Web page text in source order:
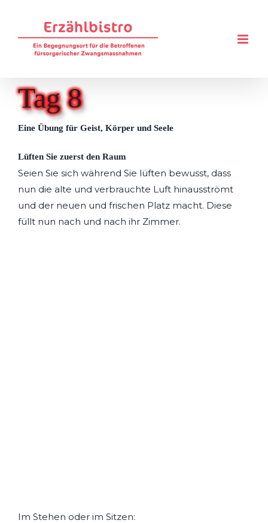
springen
Tag 8
Eine Übung für Geist, Körper und Seele
Lüften Sie zuerst den Raum
Seien Sie sich während Sie lüften bewusst, dass
nun die alte und verbrauchte Luft hinausströmt
und der neuen und frischen Platz macht. Diese
füllt nun nach und nach ihr Zimmer.
Im Stehen oder im Sitzen: